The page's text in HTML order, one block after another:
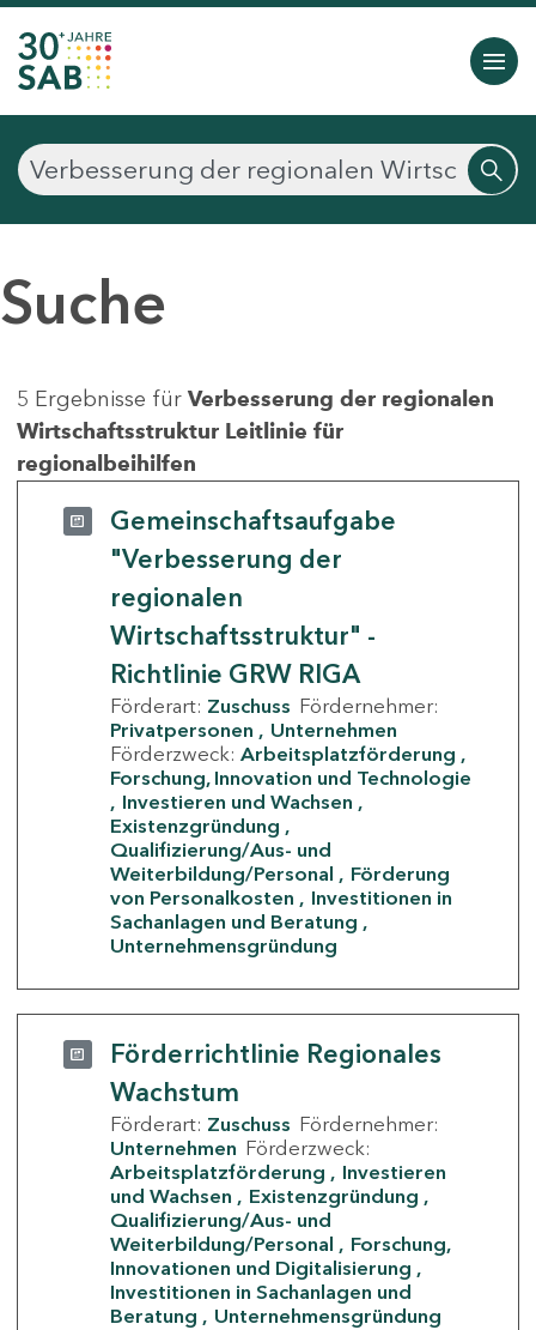
Suche
5 Ergebnisse für Verbesserung der regionalen
Wirtschaftsstruktur Leitlinie für
regionalbeihilfen
Gemeinschaftsaufgabe
"Verbesserung der
regionalen
Wirtschaftsstruktur" -
Richtlinie GRW RIGA
Förderart: Zuschuss Fördernehmer:
Privatpersonen
Unternehmen
Förderzweck: Arbeitsplatzförderung
Forschung, Innovation und Technologie
Investieren und Wachsen
Existenzgründung
Qualifizierung/Aus- und
Weiterbildung/Personal
Förderung
von Personalkosten
Investitionen in
Sachanlagen und Beratung
Unternehmensgründung
Förderrichtlinie Regionales
Wachstum
Förderart: Zuschuss Fördernehmer:
Unternehmen Förderzweck:
Arbeitsplatzförderung
Investieren
und Wachsen
Existenzgründung
Qualifizierung/Aus- und
Weiterbildung/Personal
Forschung,
Innovationen und Digitalisierung
Investitionen in Sachanlagen und
Beratung
Unternehmensgründung